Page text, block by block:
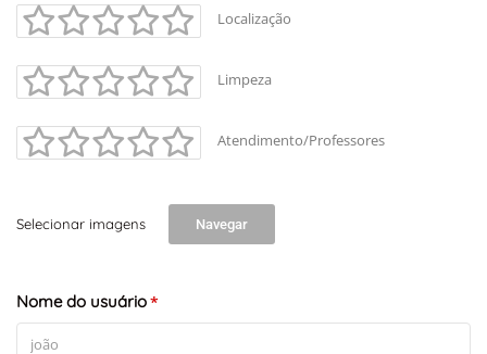
+-
Localização
Limpeza
Atendimento/Professores
Selecionar imagens Navegar
Nome do usuário*